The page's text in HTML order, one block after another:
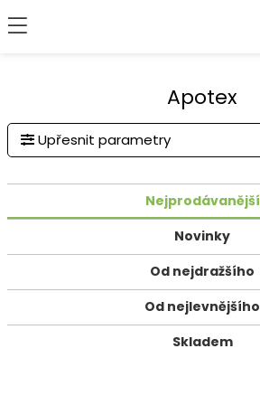
Apotex
Upřesnit parametry
Nejprodávanější
Novinky
Od nejdražšího
Od nejlevnějšího
Skladem